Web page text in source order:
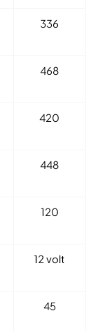
336
468
420
448
120
12 volt
45